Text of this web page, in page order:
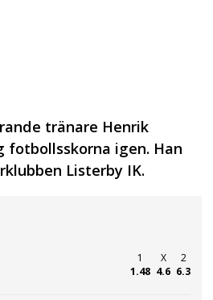
tränare Henrik
fotbollsskorna igen. Han
Listerby IK.
1
1.48
X
4.6
2
6.3